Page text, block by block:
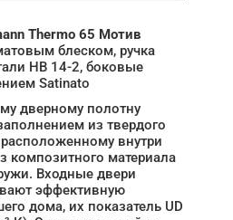
Thermo 65 Мотив
блеском, ручка
HB 14‑2, боковые
Satinato
дверному полотну
из твердого
внутри
композитного материала
Входные двери
эффективную
дома, их показатель UD